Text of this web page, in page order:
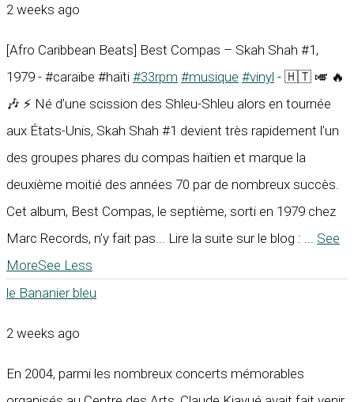
2 weeks ago
[Afro Caribbean Beats] Best Compas – Skah Shah #1,
1979 - #caraïbe #haïti #33rpm #musique #vinyl - 🇭🇹 🎺 🔥
🎶 ⚡ Né d’une scission des Shleu-Shleu alors en tournée
aux États-Unis, Skah Shah #1 devient très rapidement l’un
des groupes phares du compas haïtien et marque la
deuxième moitié des années 70 par de nombreux succès.
Cet album, Best Compas, le septième, sorti en 1979 chez
Marc Records, n’y fait pas... Lire la suite sur le blog :
See
MoreSee Less
le Bananier bleu
2 weeks ago
En 2004, parmi les nombreux concerts mémorables